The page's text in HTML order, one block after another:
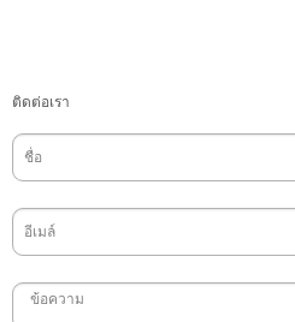
ติดต่อเรา